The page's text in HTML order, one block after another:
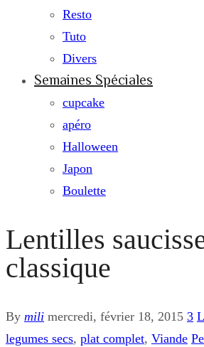
Resto
Tuto
Divers
Semaines Spéciales
cupcake
apéro
Halloween
Japon
Boulette
Lentilles
classique
By mili mercredi, février 18, 2015 3
legumes secs, plat complet, Viande